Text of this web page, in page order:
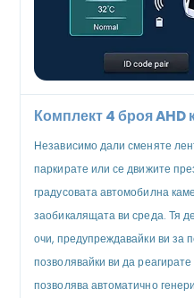
Комплект 4 броя AHD
Независимо дали сменяте
паркирате или се движите
градусовата автомобилна
заобикалящата ви среда. Тя
очи, предупреждавайки ви за
позволявайки ви да
позволява автоматично